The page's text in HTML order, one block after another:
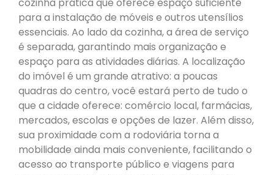
para a instalação de móveis e outros utensílios
essenciais. Ao lado da cozinha, a área de serviço
é separada, garantindo mais organização e
espaço para as atividades diárias. A localização
do imóvel é um grande atrativo: a poucas
quadras do centro, você estará perto de tudo o
que a cidade oferece: comércio local, farmácias,
mercados, escolas e opções de lazer. Além disso,
sua proximidade com a rodoviária torna a
mobilidade ainda mais conveniente, facilitando o
acesso ao transporte público e viagens para